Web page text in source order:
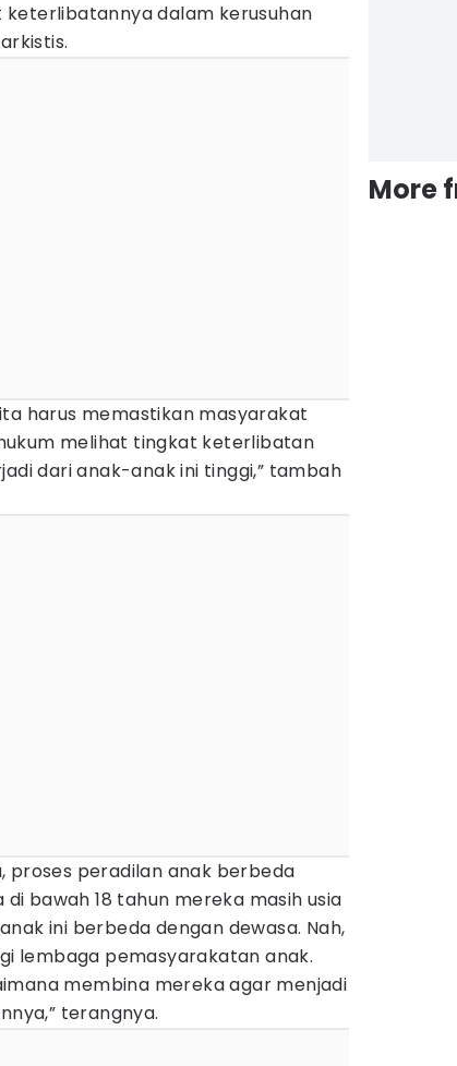
dalam kerusuhan
harus memastikan masyarakat
melihat tingkat keterlibatan
dari anak-anak ini tinggi,” tambah
proses peradilan anak berbeda
bawah 18 tahun mereka masih usia
ini berbeda dengan dewasa. Nah,
lembaga pemasyarakatan anak.
membina mereka agar menjadi
terangnya.
More